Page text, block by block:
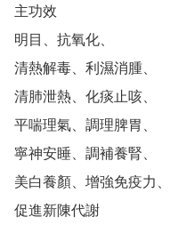
主功效
明目、抗氧化、
清熱解毒、利濕消腫、
清肺泄熱、化痰止咳、
平喘理氣、調理脾胃、
寧神安睡、調補養腎、
美白養顏、增強免疫力、
促進新陳代謝